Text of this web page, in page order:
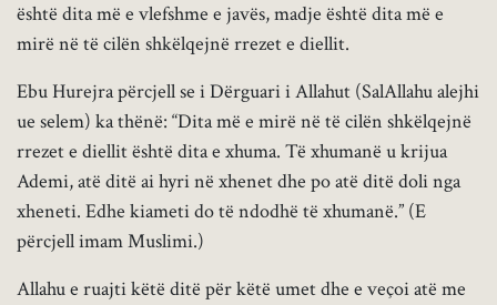
është dita më e vlefshme e javës, madje është dita më e
mirë në të cilën shkëlqejnë rrezet e diellit.
Ebu Hurejra përcjell se i Dërguari i Allahut (SalAllahu alejhi
ue selem) ka thënë: “Dita më e mirë në të cilën shkëlqejnë
rrezet e diellit është dita e xhuma. Të xhumanë u krijua
Ademi, atë ditë ai hyri në xhenet dhe po atë ditë doli nga
xheneti. Edhe kiameti do të ndodhë të xhumanë.” (E
përcjell imam Muslimi.)
Allahu e ruajti këtë ditë për këtë umet dhe e veçoi atë me